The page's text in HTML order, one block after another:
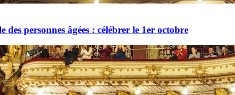
personnes âgées : célébrer le 1er octobre